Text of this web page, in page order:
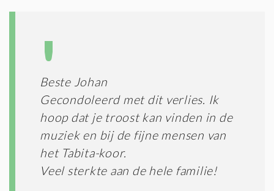
Beste Johan
Gecondoleerd met dit verlies. Ik
hoop dat je troost kan vinden in de
muziek en bij de fijne mensen van
het Tabita-koor.
Veel sterkte aan de hele familie!